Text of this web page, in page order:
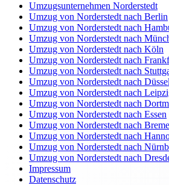
Umzugsunternehmen Norderstedt
Umzug von Norderstedt nach Berlin
Umzug von Norderstedt nach
Umzug von Norderstedt nach
Umzug von Norderstedt nach Köln
Umzug von Norderstedt nach
Umzug von Norderstedt nach
Umzug von Norderstedt nach
Umzug von Norderstedt nach
Umzug von Norderstedt nach
Umzug von Norderstedt nach Essen
Umzug von Norderstedt nach
Umzug von Norderstedt nach
Umzug von Norderstedt nach
Umzug von Norderstedt nach
Impressum
Datenschutz